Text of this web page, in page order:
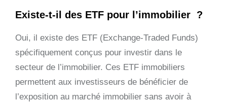
Existe-t-il des ETF pour l’immobilier ?
Oui, il existe des ETF (Exchange-Traded Funds)
spécifiquement conçus pour investir dans le
secteur de l’immobilier. Ces ETF immobiliers
permettent aux investisseurs de bénéficier de
l’exposition au marché immobilier sans avoir à